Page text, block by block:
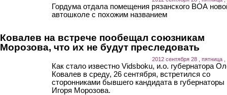
Гордума отдала помещения рязанского ВОА
автошколе с похожим названием
Ковалев на встрече пообещал союзникам
Морозова, что их не будут преследовать
2012 сентября 28 , пятница ,
Как стало известно Vidsboku, и.о. губернатора
Ковалев в среду, 26 сентября, встретился со
сторонниками бывшего кандидата в губернаторы
Игоря Морозова.